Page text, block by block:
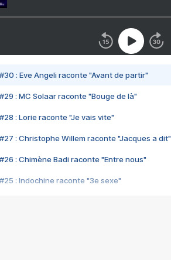
#30 : Eve Angeli raconte "Avant de partir"
#29 : MC Solaar raconte "Bouge de là"
#28 : Lorie raconte "Je vais vite"
#27 : Christophe Willem raconte "Jacques a dit"
#26 : Chimène Badi raconte "Entre nous"
#25 : Indochine raconte "3e sexe"